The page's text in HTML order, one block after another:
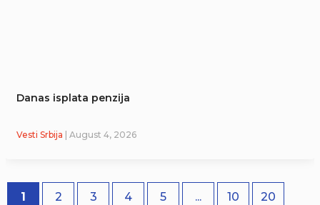
Danas isplata penzija
Vesti Srbija | August 4, 2026
1 2 3 4 5 ... 10 20